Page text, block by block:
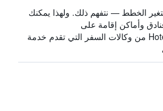
الخطط — نتفهم ذلك. ولهذا يمكنك
وأماكن إقامة على
HotelsCombined من وكالات السفر التي تقدم خدمة